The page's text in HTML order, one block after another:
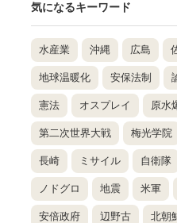
気になるキーワード
水産業 沖縄 広島
地球温暖化 安保法制
憲法 オスプレイ 原水
第二次世界大戦 梅光学院
長崎 ミサイル 自衛隊
ノドグロ 地震 米軍
安倍政府 辺野古 北朝